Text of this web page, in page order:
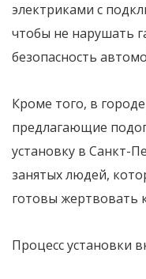
электриками с
чтобы не нарушать
безопасность
Кроме того, в
предлагающие
установку в Санкт-
занятых людей,
готовы жертвовать
Процесс установки